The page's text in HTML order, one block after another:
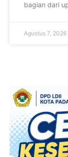
bagian dari
Agustus 7, 2026